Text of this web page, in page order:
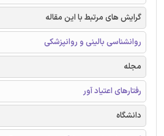
گرایش های مرتبط با این مقاله
روانشناسی بالینی و روانپزشکی
مجله
رفتارهای اعتیاد آور
دانشگاه